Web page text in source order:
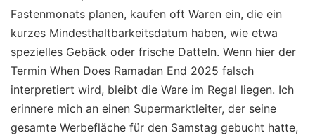
Fastenmonats planen, kaufen oft Waren ein, die ein
kurzes Mindesthaltbarkeitsdatum haben, wie etwa
spezielles Gebäck oder frische Datteln. Wenn hier der
Termin When Does Ramadan End 2025 falsch
interpretiert wird, bleibt die Ware im Regal liegen. Ich
erinnere mich an einen Supermarktleiter, der seine
gesamte Werbefläche für den Samstag gebucht hatte,